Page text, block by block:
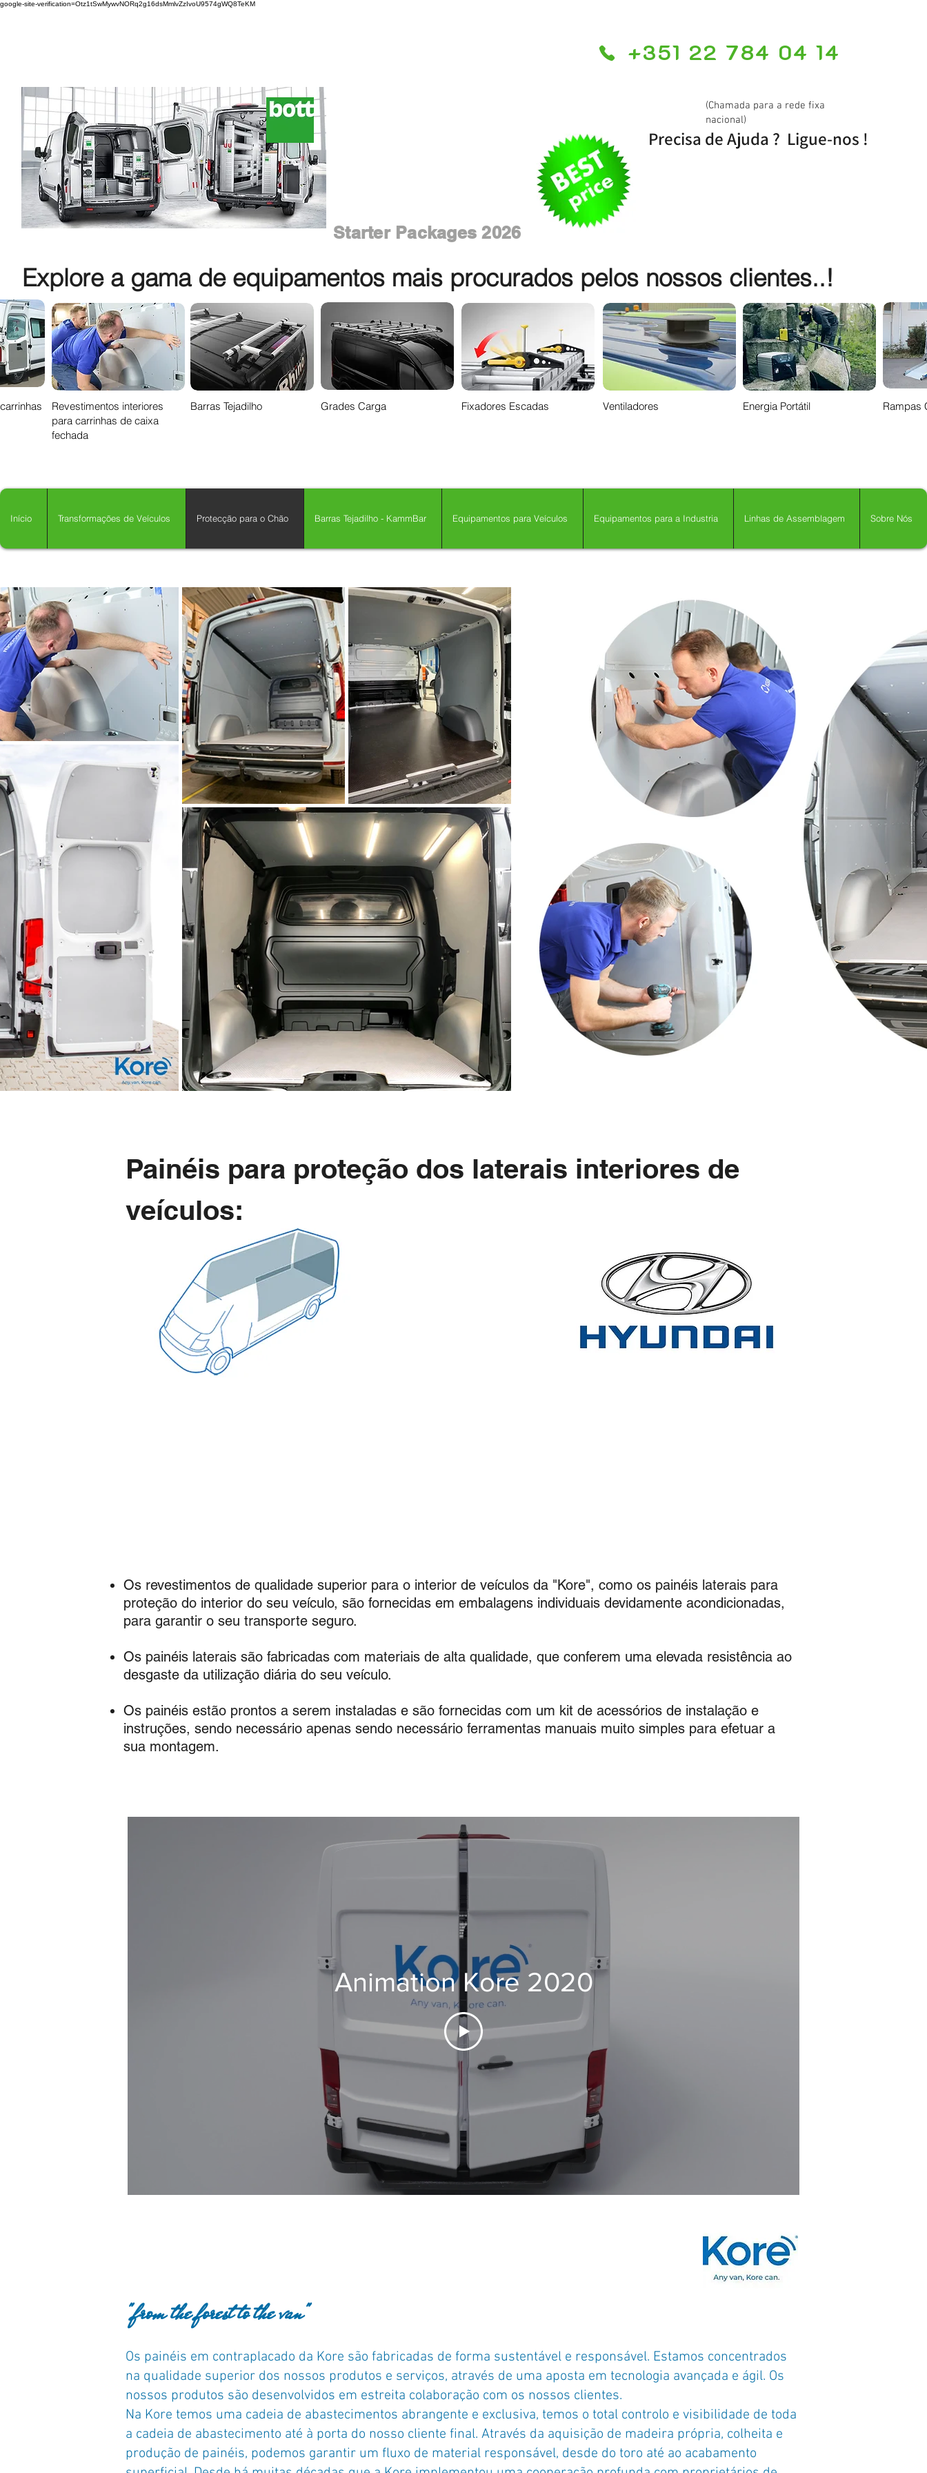
google-site-verification=Otz1tSwMywvNORq2g16dsMmlvZzIvoU9574gWQ8TeKM
+351 22 784 04 14
Starter Packages 2026
(Chamada para a rede fixa
nacional)
Precisa de Ajuda ? Ligue-nos !
Explore a gama de equipamentos mais procurados pelos nossos clientes..!
Revestimentos interiores
para carrinhas de caixa
fechada
Barras Tejadilho Grades Carga Fixadores Escadas Ventiladores Energia Portátil Rampas
Início Transformações de Veículos Protecção para o Chão Barras Tejadilho - KammBar Equipamentos para Veículos Equipamentos para a Industria Linhas de Assemblagem Sobre Nós
Painéis para proteção dos laterais interiores de
veículos:
Os revestimentos de qualidade superior para o interior de veículos da "Kore", como os painéis laterais para
proteção do interior do seu veículo, são fornecidas em embalagens individuais devidamente acondicionadas,
para garantir o seu transporte seguro.
Os painéis laterais são fabricadas com materiais de alta qualidade, que conferem uma elevada resistência ao
desgaste da utilização diária do seu veículo.​
Os painéis estão prontos a serem instaladas e são fornecidas com um kit de acessórios de instalação e
instruções, sendo necessário apenas sendo necessário ferramentas manuais muito simples para efetuar a
sua montagem.
Animation Kore 2020
"from the forest to the van"
Os painéis em contraplacado da Kore são fabricadas de forma sustentável e responsável. Estamos concentrados
na qualidade superior dos nossos produtos e serviços, através de uma aposta em tecnologia avançada e ágil. Os
nossos produtos são desenvolvidos em estreita colaboração com os nossos clientes.
Na Kore temos uma cadeia de abastecimentos abrangente e exclusiva, temos o total controlo e visibilidade de toda
a cadeia de abastecimento até à porta do nosso cliente final. Através da aquisição de madeira própria, colheita e
produção de painéis, podemos garantir um fluxo de material responsável, desde do toro até ao acabamento